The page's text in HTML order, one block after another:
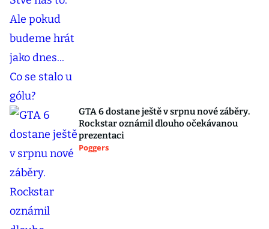
GTA 6 dostane ještě v srpnu nové záběry.
Rockstar oznámil dlouho očekávanou
prezentaci
Poggers